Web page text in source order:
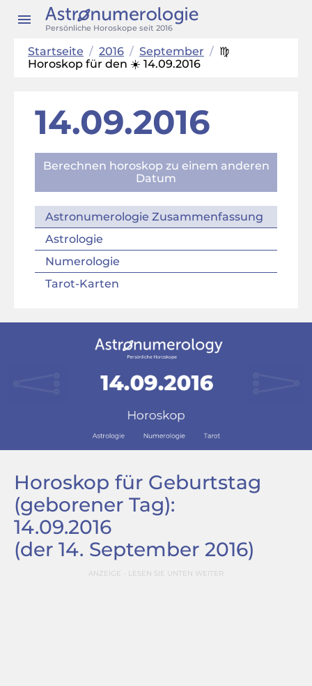
Persönliche Horoskope seit 2016
Startseite / 2016 / September / ♍
Horoskop für den ☀️ 14.09.2016
14.09.2016
Berechnen horoskop zu einem anderen
Datum
Astronumerologie Zusammenfassung
Astrologie
Numerologie
Tarot-Karten
Horoskop für Geburtstag
(geborener Tag):
14.09.2016
(der 14. September 2016)
ANZEIGE - LESEN SIE UNTEN WEITER